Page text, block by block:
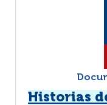
Historias